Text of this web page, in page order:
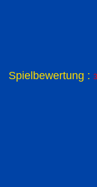
Spielbewertung :